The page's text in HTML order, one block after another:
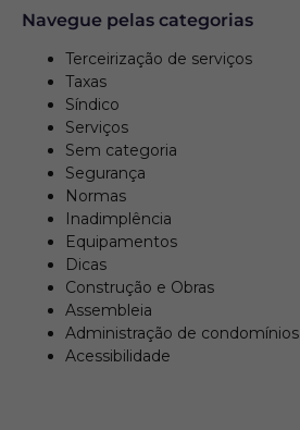
Navegue pelas categorias
Terceirização de serviços
Taxas
Síndico
Serviços
Sem categoria
Segurança
Normas
Inadimplência
Equipamentos
Dicas
Construção e Obras
Assembleia
Administração de condomínios
Acessibilidade